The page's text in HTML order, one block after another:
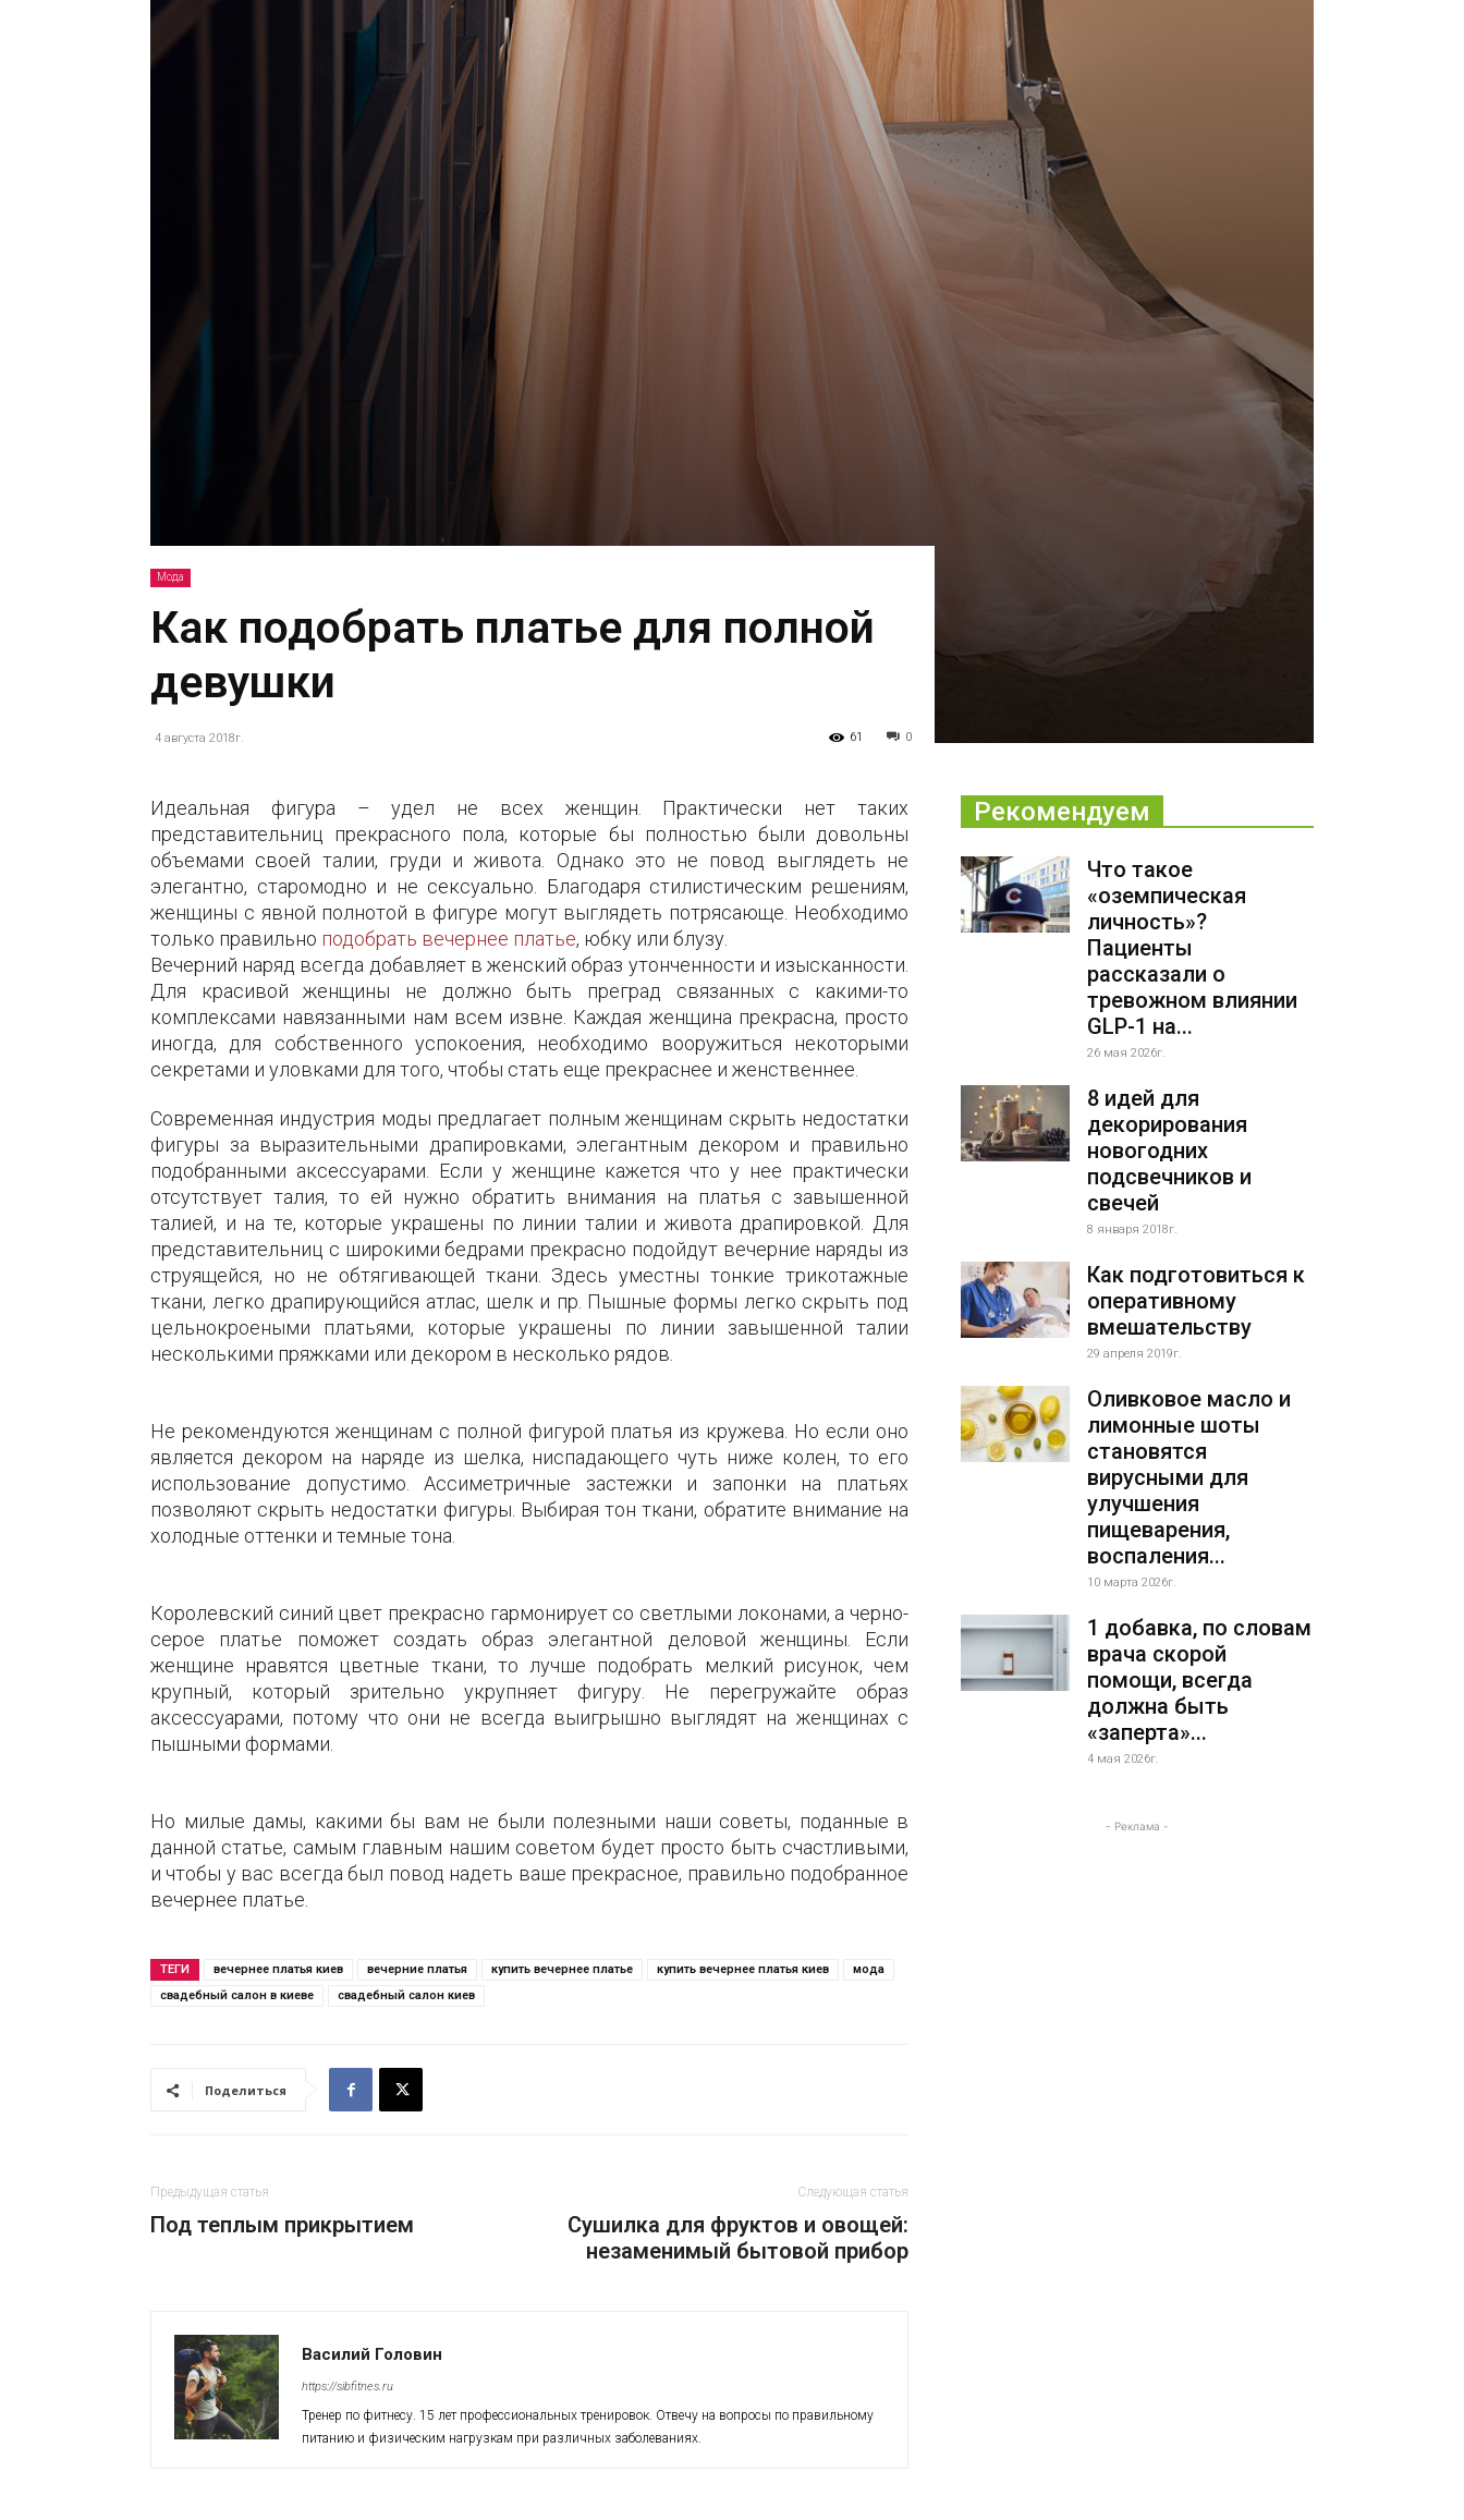
Мода
Как подобрать платье для полной
девушки
4 августа 2018г. 0
61
Идеальная фигура – удел не всех женщин. Практически нет таких
представительниц прекрасного пола, которые бы полностью были довольны
объемами своей талии, груди и живота. Однако это не повод выглядеть не
элегантно, старомодно и не сексуально. Благодаря стилистическим решениям,
женщины с явной полнотой в фигуре могут выглядеть потрясающе. Необходимо
только правильно подобрать вечернее платье, юбку или блузу.
Вечерний наряд всегда добавляет в женский образ утонченности и изысканности.
Для красивой женщины не должно быть преград связанных с какими-то
комплексами навязанными нам всем извне. Каждая женщина прекрасна, просто
иногда, для собственного успокоения, необходимо вооружиться некоторыми
секретами и уловками для того, чтобы стать еще прекраснее и женственнее.
Современная индустрия моды предлагает полным женщинам скрыть недостатки
фигуры за выразительными драпировками, элегантным декором и правильно
подобранными аксессуарами. Если у женщине кажется что у нее практически
отсутствует талия, то ей нужно обратить внимания на платья с завышенной
талией, и на те, которые украшены по линии талии и живота драпировкой. Для
представительниц с широкими бедрами прекрасно подойдут вечерние наряды из
струящейся, но не обтягивающей ткани. Здесь уместны тонкие трикотажные
ткани, легко драпирующийся атлас, шелк и пр. Пышные формы легко скрыть под
цельнокроеными платьями, которые украшены по линии завышенной талии
несколькими пряжками или декором в несколько рядов.
Не рекомендуются женщинам с полной фигурой платья из кружева. Но если оно
является декором на наряде из шелка, ниспадающего чуть ниже колен, то его
использование допустимо. Ассиметричные застежки и запонки на платьях
позволяют скрыть недостатки фигуры. Выбирая тон ткани, обратите внимание на
холодные оттенки и темные тона.
Королевский синий цвет прекрасно гармонирует со светлыми локонами, а черно-
серое платье поможет создать образ элегантной деловой женщины. Если
женщине нравятся цветные ткани, то лучше подобрать мелкий рисунок, чем
крупный, который зрительно укрупняет фигуру. Не перегружайте образ
аксессуарами, потому что они не всегда выигрышно выглядят на женщинах с
пышными формами.
Но милые дамы, какими бы вам не были полезными наши советы, поданные в
данной статье, самым главным нашим советом будет просто быть счастливыми,
и чтобы у вас всегда был повод надеть ваше прекрасное, правильно подобранное
вечернее платье.
ТЕГИ вечернее платья киев вечерние платья купить вечернее платье купить вечернее платья киев
мода
свадебный салон в киеве
свадебный салон киев
Поделиться
Предыдущая статья
Под теплым прикрытием
Следующая статья
Сушилка для фруктов и овощей:
незаменимый бытовой прибор
Василий Головин
https://sibfitnes.ru
Тренер по фитнесу. 15 лет профессиональных тренировок. Отвечу на вопросы по правильному
питанию и физическим нагрузкам при различных заболеваниях.
Рекомендуем
Что такое
«оземпическая
личность»?
Пациенты
рассказали о
тревожном влиянии
GLP-1 на...
26 мая 2026г.
8 идей для
декорирования
новогодних
подсвечников и
свечей
8 января 2018г.
Как подготовиться к
оперативному
вмешательству
29 апреля 2019г.
Оливковое масло и
лимонные шоты
становятся
вирусными для
улучшения
пищеварения,
воспаления...
10 марта 2026г.
1 добавка, по словам
врача скорой
помощи, всегда
должна быть
«заперта»...
4 мая 2026г.
- Реклама -